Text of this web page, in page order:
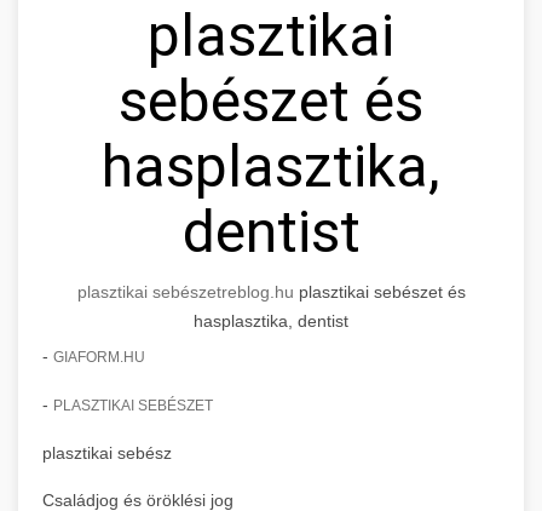
plasztikai
sebészet és
hasplasztika,
dentist
plasztikai sebészetreblog.hu plasztikai sebészet és
hasplasztika, dentist
- GIAFORM.HU
- PLASZTIKAI SEBÉSZET
plasztikai sebész
Családjog és öröklési jog